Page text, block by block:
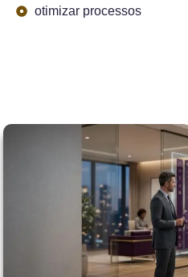
otimizar processos